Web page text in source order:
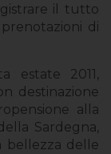
il tutto
di
estate 2011,
destinazione
alla
Sardegna,
bellezza delle